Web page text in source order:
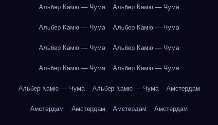
Альбер Камю — Чума Альбер Камю — Чума
Альбер Камю — Чума Альбер Камю — Чума
Альбер Камю — Чума Альбер Камю — Чума
Альбер Камю — Чума Альбер Камю — Чума
Альбер Камю — Чума Альбер Камю — Чума Амстердам
Амстердам Амстердам Амстердам Амстердам